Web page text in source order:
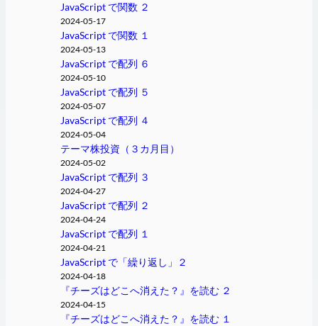
JavaScript で関数 ２
2024-05-17
JavaScript で関数 １
2024-05-13
JavaScript で配列 ６
2024-05-10
JavaScript で配列 ５
2024-05-07
JavaScript で配列 ４
2024-05-04
テーマ株投資（３カ月目）
2024-05-02
JavaScript で配列 ３
2024-04-27
JavaScript で配列 ２
2024-04-24
JavaScript で配列 １
2024-04-21
JavaScript で「繰り返し」２
2024-04-18
『チーズはどこへ消えた？』を読む ２
2024-04-15
『チーズはどこへ消えた？』を読む １